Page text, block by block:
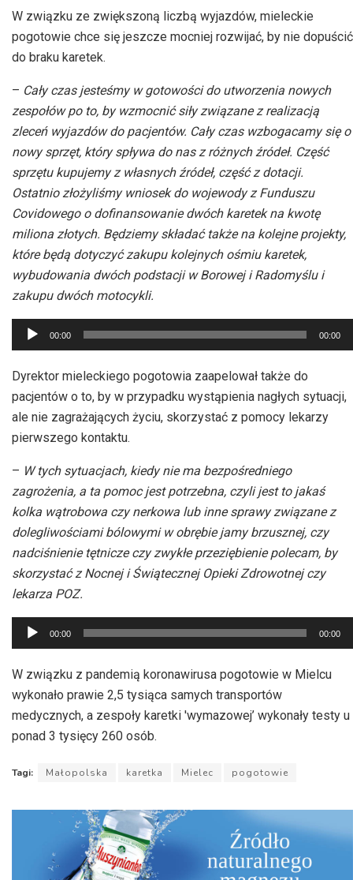
dźwiękowych
W związku ze zwiększoną liczbą wyjazdów, mieleckie
pogotowie chce się jeszcze mocniej rozwijać, by nie dopuścić
do braku karetek.
– Cały czas jesteśmy w gotowości do utworzenia nowych
zespołów po to, by wzmocnić siły związane z realizacją
zleceń wyjazdów do pacjentów. Cały czas wzbogacamy się o
nowy sprzęt, który spływa do nas z różnych źródeł. Część
sprzętu kupujemy z własnych źródeł, część z dotacji.
Ostatnio złożyliśmy wniosek do wojewody z Funduszu
Covidowego o dofinansowanie dwóch karetek na kwotę
miliona złotych. Będziemy składać także na kolejne projekty,
które będą dotyczyć zakupu kolejnych ośmiu karetek,
wybudowania dwóch podstacji w Borowej i Radomyślu i
zakupu dwóch motocykli.
Odtwarzacz
plików
dźwiękowych
00:00 00:00
Dyrektor mieleckiego pogotowia zaapelował także do
pacjentów o to, by w przypadku wystąpienia nagłych sytuacji,
ale nie zagrażających życiu, skorzystać z pomocy lekarzy
pierwszego kontaktu.
– W tych sytuacjach, kiedy nie ma bezpośredniego
zagrożenia, a ta pomoc jest potrzebna, czyli jest to jakaś
kolka wątrobowa czy nerkowa lub inne sprawy związane z
dolegliwościami bólowymi w obrębie jamy brzusznej, czy
nadciśnienie tętnicze czy zwykłe przeziębienie polecam, by
skorzystać z Nocnej i Świątecznej Opieki Zdrowotnej czy
lekarza POZ.
Odtwarzacz
plików
dźwiękowych
00:00 00:00
W związku z pandemią koronawirusa pogotowie w Mielcu
wykonało prawie 2,5 tysiąca samych transportów
medycznych, a zespoły karetki 'wymazowej’ wykonały testy u
ponad 3 tysięcy 260 osób.
Tagi: Małopolska karetka Mielec pogotowie